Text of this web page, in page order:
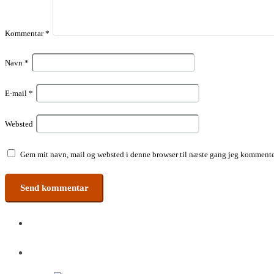
Kommentar*
Navn *
E-mail *
Websted
Gem mit navn, mail og websted i denne browser til næste gang jeg